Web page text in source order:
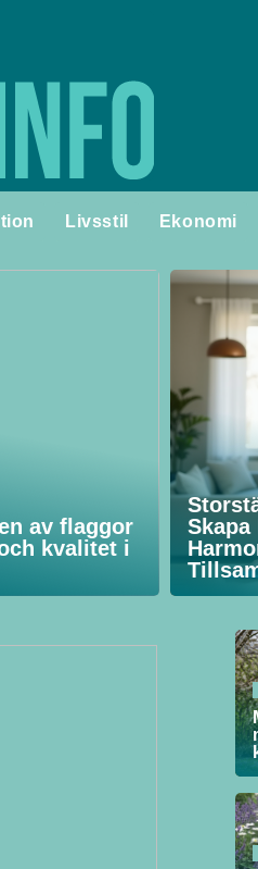
Livsstil Ekonomi
av flaggor
kvalitet i
Skapa